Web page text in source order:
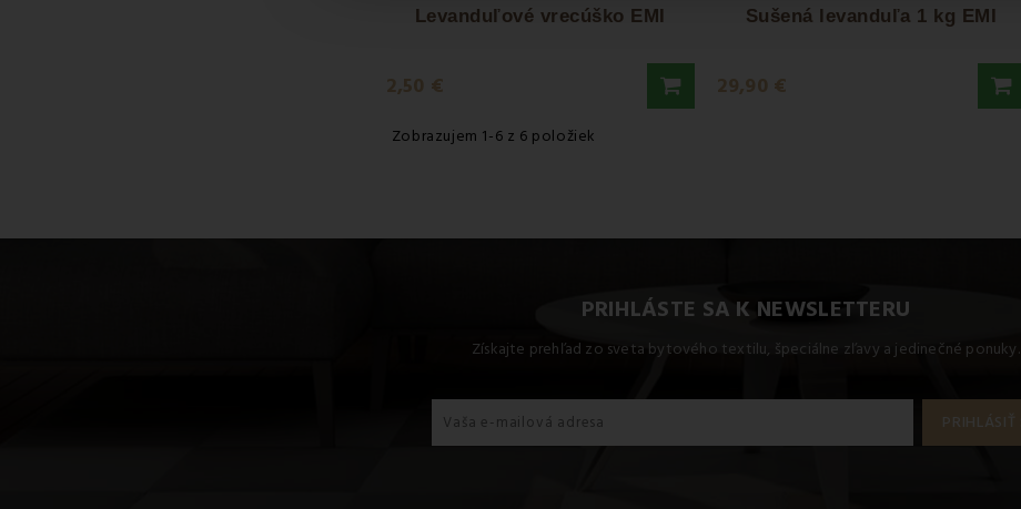
Levanduľové vrecúško EMI
2,50 €
Sušená levanduľa 1 kg EMI
29,90 €
Zobrazujem 1-6 z 6 položiek
PRIHLÁSTE SA K NEWSLETTERU
Získajte prehľad zo sveta bytového textilu, špeciálne zľavy a jedinečné ponuky.